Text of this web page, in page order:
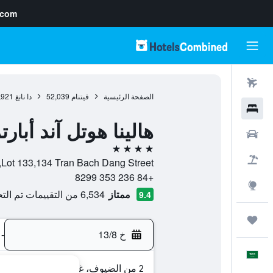
الصفحة الرئيسية فيتنام 52,039 دا نانغ
هالينا هوتل آند
4 نجوم
Lot 133,134 Tran Bach Dang Street, , دا نانغ, مقاطعة دا نانغ, فيتنام
+84 236 353 8299
9.4 ممتاز 6,534 من التقييمات تم التحقق منها
خ 13/8 -
2 من الضيوف، غرفة واحدة